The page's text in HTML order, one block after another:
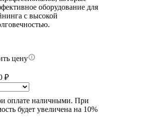
оборудование для
с высокой
цену
₽
оплате наличными. При
будет увеличена на 10%